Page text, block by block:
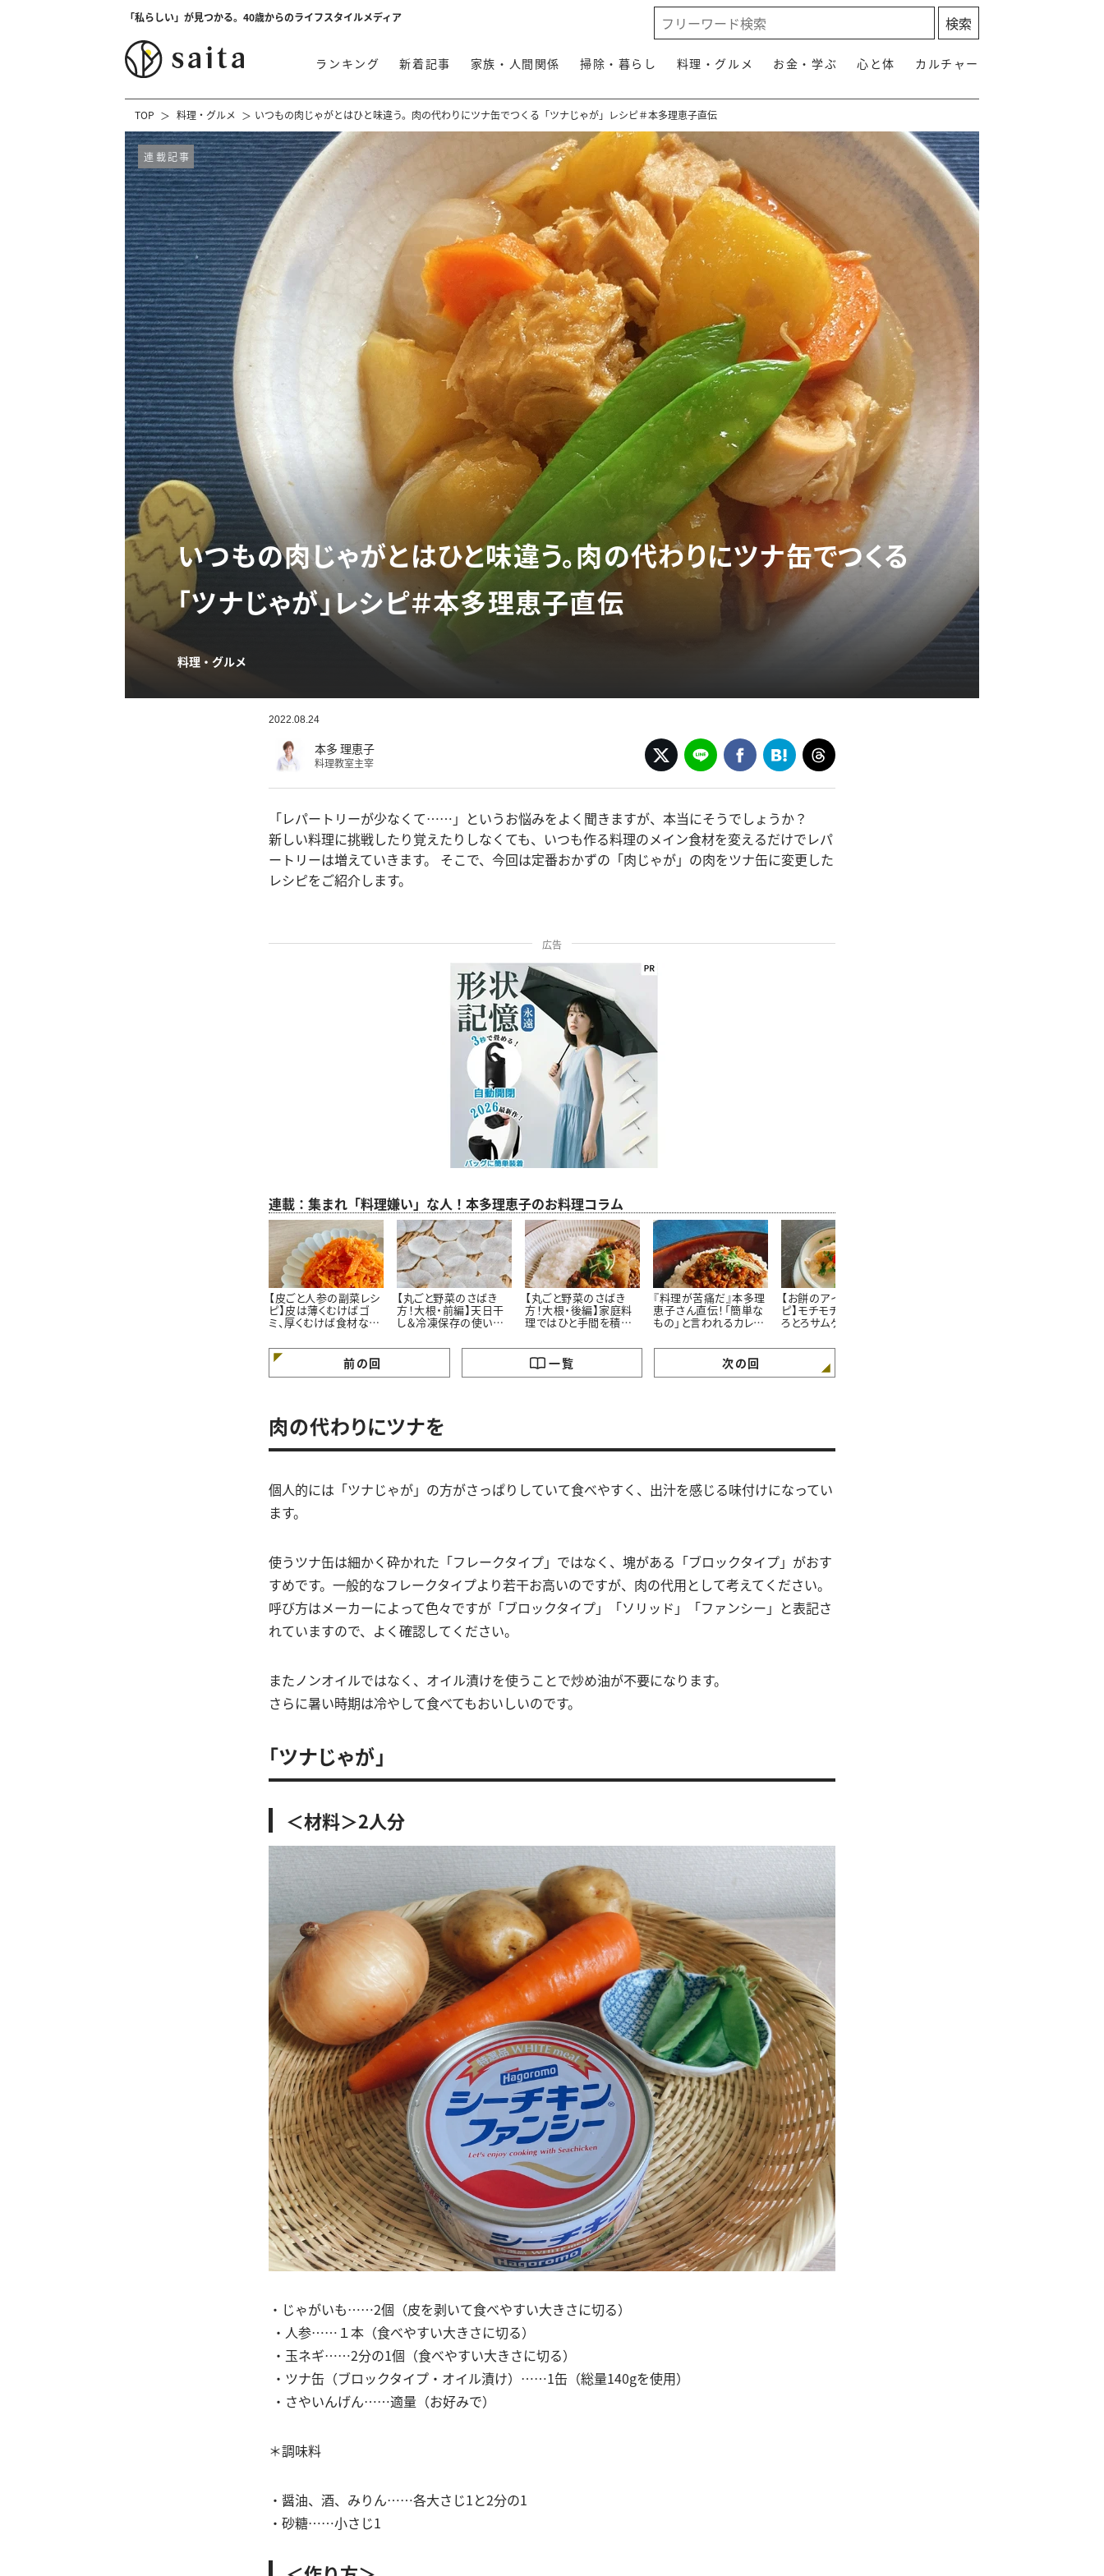
「私らしい」が見つかる。40歳からのライフスタイルメディア
ランキング 新着記事 家族・人間関係 掃除・暮らし 料理・グルメ お金・学ぶ 心と体 カルチャー
TOP 料理・グルメ いつもの肉じゃがとはひと味違う。肉の代わりにツナ缶でつくる「ツナじゃが」レシピ＃本多理恵子直伝
連載記事
いつもの肉じゃがとはひと味違う。肉の代わりにツナ缶でつくる
「ツナじゃが」レシピ＃本多理恵子直伝
料理・グルメ
2022.08.24
本多 理恵子
料理教室主宰
「レパートリーが少なくて……」というお悩みをよく聞きますが、本当にそうでしょうか？
新しい料理に挑戦したり覚えたりしなくても、いつも作る料理のメイン食材を変えるだけでレパ
ートリーは増えていきます。 そこで、今回は定番おかずの「肉じゃが」の肉をツナ缶に変更した
レシピをご紹介します。
広告
連載：集まれ「料理嫌い」な人！本多理恵子のお料理コラム
【皮ごと人参の副菜レシ
ピ】皮は薄くむけばゴ
ミ、厚くむけば食材なん
のお手軽レシピ
【丸ごと野菜のさばき
方！大根・前編】天日干
し＆冷凍保存の使い切
んのお手軽レシピ
【丸ごと野菜のさばき
方！大根・後編】家庭料
理ではひと手間を積極
子さんのお手軽レシピ
『料理が苦痛だ』本多理
恵子さん直伝！「簡単な
もの」と言われるカレー
【お餅のアイデアレシ
ピ】モチモチおこわやと
ろとろサムゲタンが簡単
さんのお手軽レシピ
前の回 一覧 次の回
肉の代わりにツナを
個人的には「ツナじゃが」の方がさっぱりしていて食べやすく、出汁を感じる味付けになってい
ます。
使うツナ缶は細かく砕かれた「フレークタイプ」ではなく、塊がある「ブロックタイプ」がおす
すめです。一般的なフレークタイプより若干お高いのですが、肉の代用として考えてください。
呼び方はメーカーによって色々ですが「ブロックタイプ」「ソリッド」「ファンシー」と表記さ
れていますので、よく確認してください。
またノンオイルではなく、オイル漬けを使うことで炒め油が不要になります。
さらに暑い時期は冷やして食べてもおいしいのです。
「ツナじゃが」
＜材料＞2人分
・じゃがいも……2個（皮を剥いて食べやすい大きさに切る）
・人参……１本（食べやすい大きさに切る）
・玉ネギ……2分の1個（食べやすい大きさに切る）
・ツナ缶（ブロックタイプ・オイル漬け）……1缶（総量140gを使用）
・さやいんげん……適量（お好みで）
＊調味料
・醤油、酒、みりん……各大さじ1と2分の1
・砂糖……小さじ1